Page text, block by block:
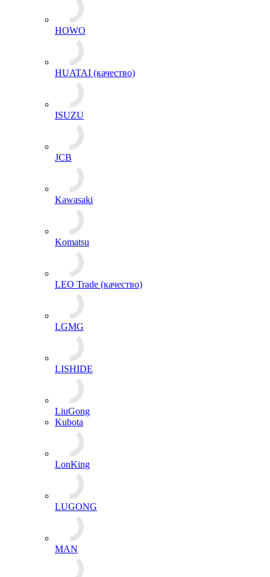
HOWO
HUATAI (качество)
ISUZU
JCB
Kawasaki
Komatsu
LEO Trade (качество)
LGMG
LISHIDE
LiuGong
Kubota
LonKing
LUGONG
MAN